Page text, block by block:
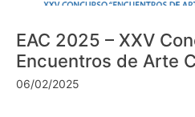
EAC 2025 – XXV
Encuentros de Arte
06/02/2025